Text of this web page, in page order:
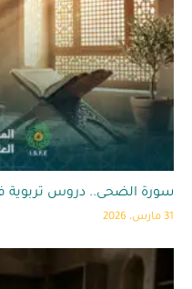
سورة الضحى.. دروس تربوية
31 مارس، 2026